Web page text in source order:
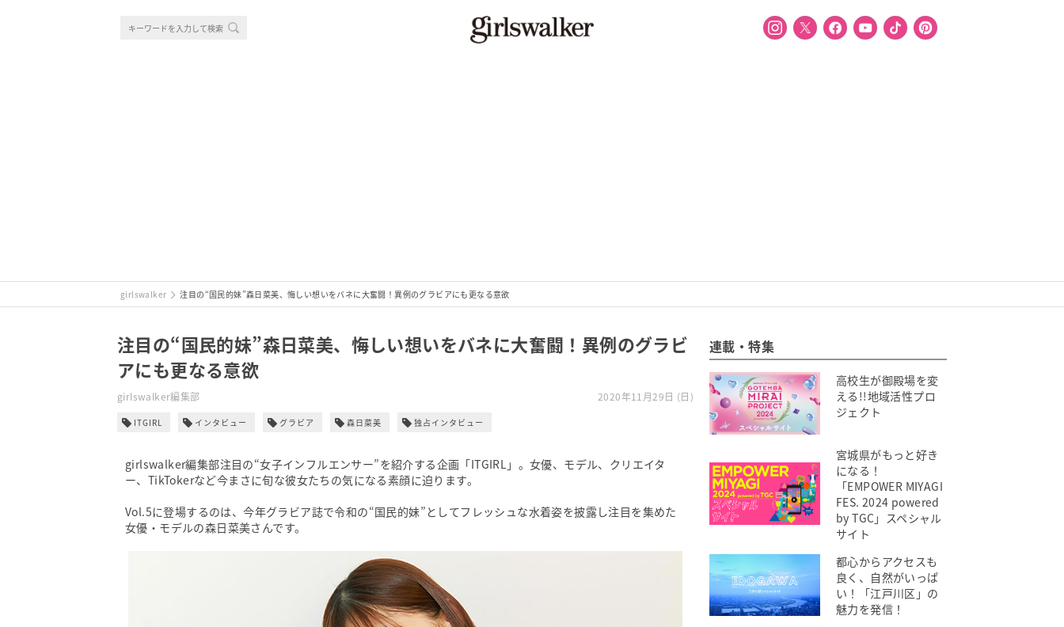
girlswalker 注目の“国民的妹”森日菜美、悔しい想いをバネに大奮闘！異例のグラビアにも更なる意欲
注目の“国民的妹”森日菜美、悔しい想いをバネに大奮闘！異例のグラビ
アにも更なる意欲
girlswalker編集部 2020年11月29日 (日)
ITGIRL インタビュー グラビア 森日菜美 独占インタビュー
girlswalker編集部注目の“女子インフルエンサー”を紹介する企画「ITGIRL」。女優、モデル、クリエイタ
ー、TikTokerなど今まさに旬な彼女たちの気になる素顔に迫ります。
Vol.5に登場するのは、今年グラビア誌で令和の“国民的妹”としてフレッシュな水着姿を披露し注目を集めた
女優・モデルの森日菜美さんです。
連載・特集
高校生が御殿場を変
える!!地域活性プロ
ジェクト
宮城県がもっと好き
になる！
「EMPOWER MIYAGI
FES. 2024 powered
by TGC」スペシャル
サイト
都心からアクセスも
良く、自然がいっぱ
い！「江戸川区」の
魅力を発信！